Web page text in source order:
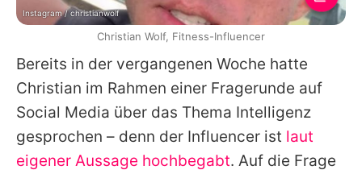
Bereits in der vergangenen Woche hatte
Christian im Rahmen einer Fragerunde auf
Social Media über das Thema Intelligenz
gesprochen – denn der Influencer ist laut
eigener Aussage hochbegabt. Auf die Frage
Instagram / christianwolf
Christian Wolf, Fitness-Influencer